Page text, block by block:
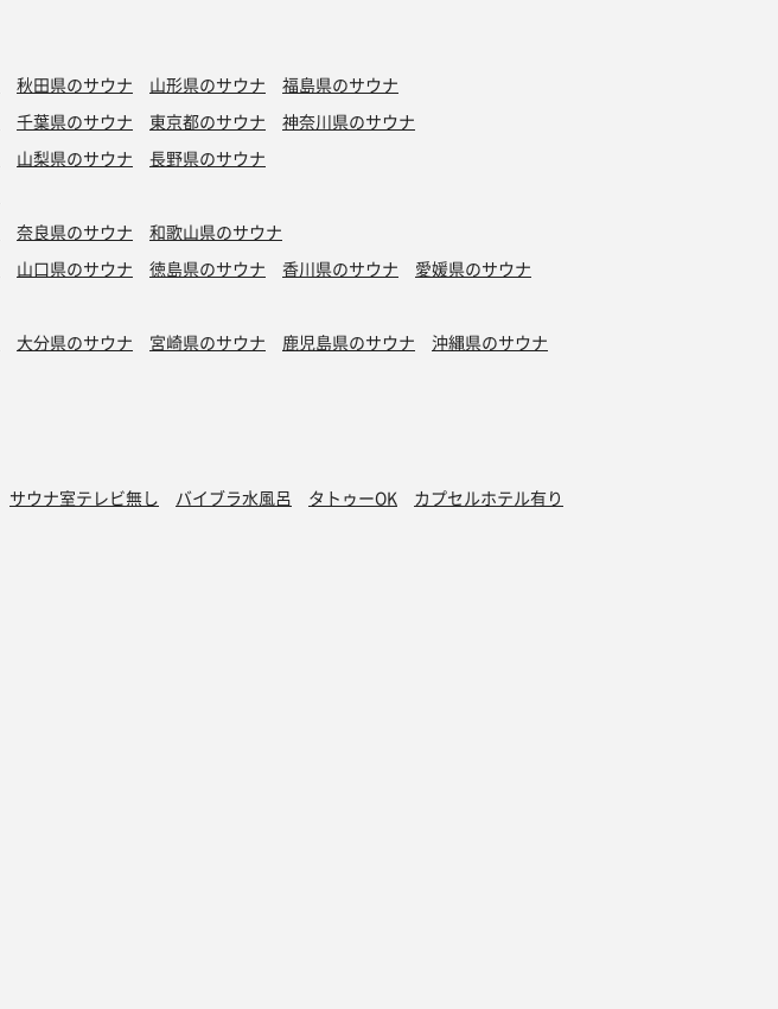
秋田県のサウナ 山形県のサウナ 福島県のサウナ
千葉県のサウナ 東京都のサウナ 神奈川県のサウナ
山梨県のサウナ 長野県のサウナ
奈良県のサウナ 和歌山県のサウナ
山口県のサウナ 徳島県のサウナ 香川県のサウナ
愛媛県のサウナ
大分県のサウナ 宮崎県のサウナ 鹿児島県のサウナ 沖縄県のサウナ
サウナ室テレビ無し バイブラ水風呂 タトゥーOK
カプセルホテル有り